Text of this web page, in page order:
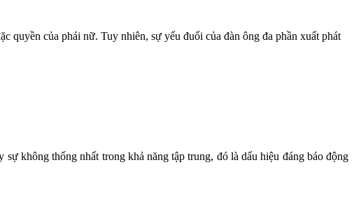
quyền của phái nữ. Tuy nhiên, sự yếu đuối của đàn ông đa phần xuất phát
không thống nhất trong khả năng tập trung, đó là dấu hiệu đáng báo động